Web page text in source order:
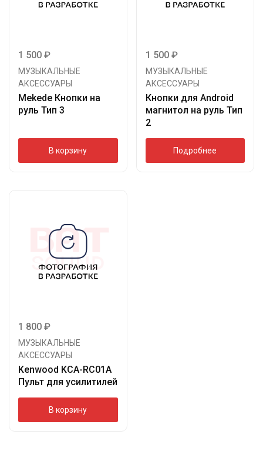
1 500 ₽
МУЗЫКАЛЬНЫЕ
АКСЕССУАРЫ
Mekede Кнопки на
руль Тип 3
В корзину
1 500 ₽
МУЗЫКАЛЬНЫЕ
АКСЕССУАРЫ
Кнопки для Android
магнитол на руль Тип
2
Подробнее
1 800 ₽
МУЗЫКАЛЬНЫЕ
АКСЕССУАРЫ
Kenwood KCA-RC01A
Пульт для усилитилей
В корзину